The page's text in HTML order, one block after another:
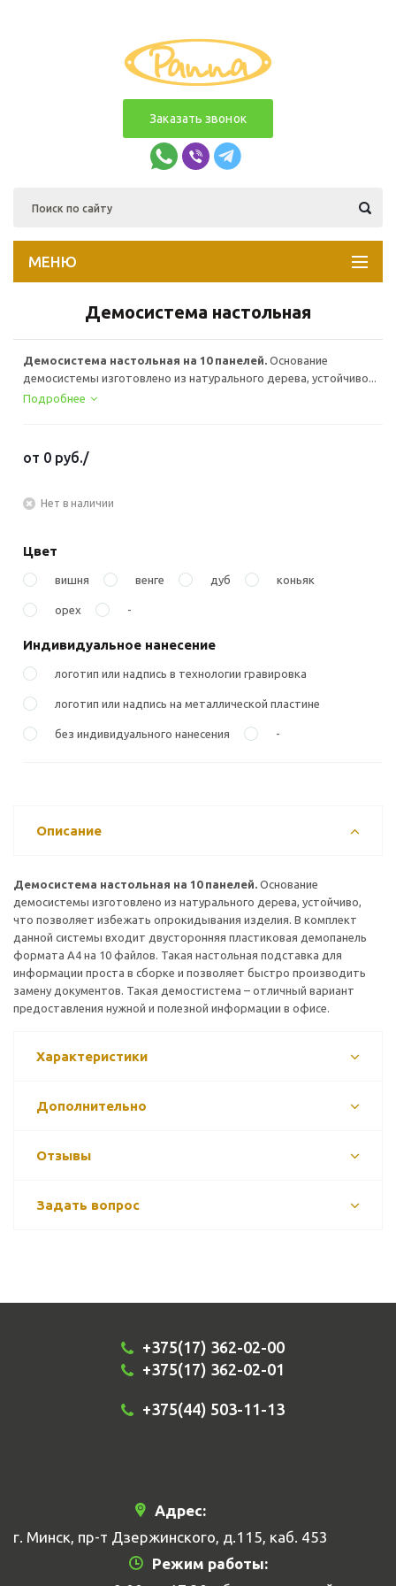
Заказать звонок
МЕНЮ
Демосистема настольная
Демосистема настольная на 10 панелей. Основание
демосистемы изготовлено из натурального дерева, устойчиво...
Подробнее
от 0 руб./
Нет в наличии
Цвет
вишня венге дуб коньяк
орех -
Индивидуальное нанесение
логотип или надпись в технологии гравировка
логотип или надпись на металлической пластине
без индивидуального нанесения -
Описание
Демосистема настольная на 10 панелей. Основание
демосистемы изготовлено из натурального дерева, устойчиво,
что позволяет избежать опрокидывания изделия. В комплект
данной системы входит двусторонняя пластиковая демопанель
формата А4 на 10 файлов. Такая настольная подставка для
информации проста в сборке и позволяет быстро производить
замену документов. Такая демостистема – отличный вариант
предоставления нужной и полезной информации в офисе.
Характеристики
Дополнительно
Отзывы
Задать вопрос
+375(17) 362-02-00
+375(17) 362-02-01
+375(44) 503-11-13
Адрес:
г. Минск, пр-т Дзержинского, д.115, каб. 453
Режим работы: